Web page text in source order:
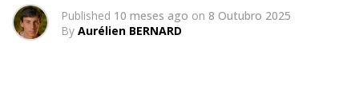
Published 10 meses ago on 8 Outubro 2025
By Aurélien BERNARD